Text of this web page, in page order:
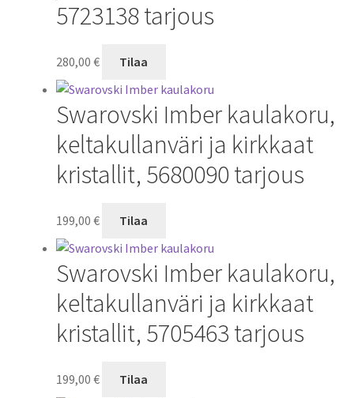
5723138 tarjous
280,00 € Tilaa
Swarovski Imber kaulakoru,
keltakullanväri ja kirkkaat
kristallit, 5680090 tarjous
199,00 € Tilaa
Swarovski Imber kaulakoru,
keltakullanväri ja kirkkaat
kristallit, 5705463 tarjous
199,00 € Tilaa